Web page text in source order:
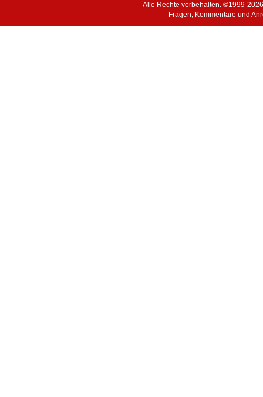
Alle Rechte vorbehalten. ©1999-
Fragen, Kommentare und